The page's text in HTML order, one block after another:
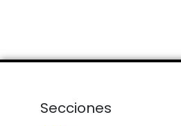
Secciones